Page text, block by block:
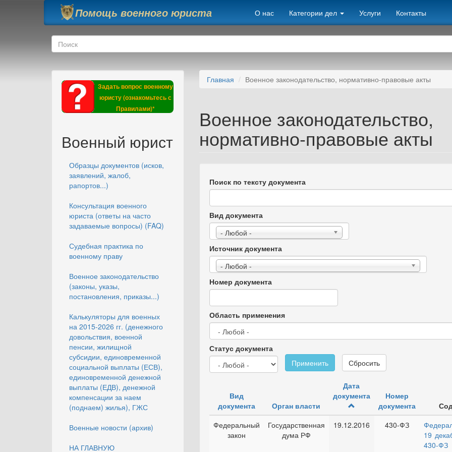
Перейти к основному содержанию
Помощь военного юриста О нас Категории дел Услуги Контакты
Форма поиска
Поиск
Задать вопрос военному
юристу (ознакомьтесь с
Правилами)*
Военный юрист
Образцы документов (исков,
заявлений, жалоб,
рапортов...)
Консультация военного
юриста (ответы на часто
задаваемые вопросы) (FAQ)
Судебная практика по
военному праву
Военное законодательство
(законы, указы,
постановления, приказы...)
Калькуляторы для военных
на 2015-2026 гг. (денежного
довольствия, военной
пенсии, жилищной
субсидии, единовременной
социальной выплаты (ЕСВ),
единовременной денежной
выплаты (ЕДВ), денежной
компенсации за наем
(поднаем) жилья), ГЖС
Военные новости (архив)
НА ГЛАВНУЮ
Главная Военное законодательство, нормативно-правовые акты
Военное законодательство,
нормативно-правовые акты
Поиск по тексту документа
Вид документа
- Любой -
Источник документа
- Любой -
Номер документа
Область применения
Статус документа
Применить
Сбросить
Вид
документа
Орган власти
Дата
документа
Номер
документа
Федеральный
закон
Государственная
дума РФ
19.12.2016 430-ФЗ
19